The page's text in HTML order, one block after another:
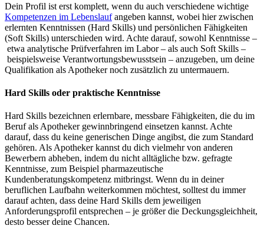
Dein Profil ist erst komplett, wenn du auch verschiedene wichtige
Kompetenzen im Lebenslaufangeben kannst, wobei hier zwischen
erlernten Kenntnissen (Hard Skills) und persönlichen Fähigkeiten
(Soft Skills) unterschieden wird. Achte darauf, sowohl Kenntnisse –
etwa analytische Prüfverfahren im Labor – als auch Soft Skills –
beispielsweise Verantwortungsbewusstsein – anzugeben, um deine
Qualifikation als Apotheker noch zusätzlich zu untermauern.
Hard Skills oder praktische Kenntnisse
Hard Skills bezeichnen erlernbare, messbare Fähigkeiten, die du im
Beruf als Apotheker gewinnbringend einsetzen kannst. Achte
darauf, dass du keine generischen Dinge angibst, die zum Standard
gehören. Als Apotheker kannst du dich vielmehr von anderen
Bewerbern abheben, indem du nicht alltägliche bzw. gefragte
Kenntnisse, zum Beispiel pharmazeutische
Kundenberatungskompetenz mitbringst. Wenn du in deiner
beruflichen Laufbahn weiterkommen möchtest, solltest du immer
darauf achten, dass deine Hard Skills dem jeweiligen
Anforderungsprofil entsprechen – je größer die Deckungsgleichheit,
desto besser deine Chancen.